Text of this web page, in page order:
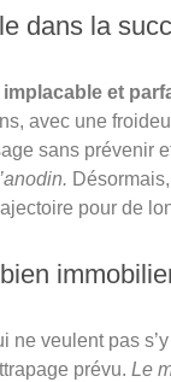
dans la
et
avec une
sans prévenir
pour de
veulent pas
prévu. Le